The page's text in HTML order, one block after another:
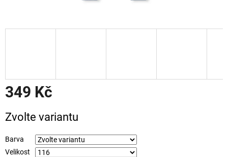
349 Kč
cena:
Zvolte variantu
Barva
Velikost